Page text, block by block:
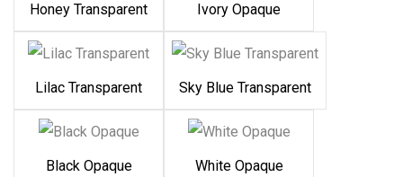
Honey Transparent Ivory Opaque
Lilac Transparent Sky Blue Transparent
Black Opaque White Opaque